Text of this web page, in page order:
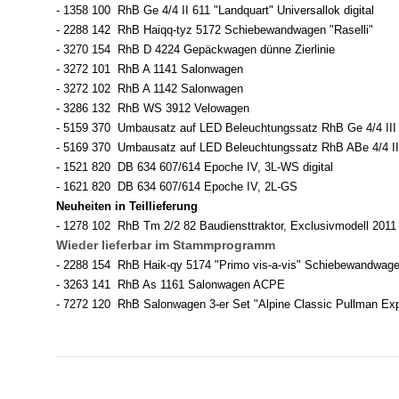
- 1358 100 RhB Ge 4/4 II 611 "Landquart" Universallok digital
- 2288 142 RhB Haiqq-tyz 5172 Schiebewandwagen "Raselli"
- 3270 154 RhB D 4224 Gepäckwagen dünne Zierlinie
- 3272 101 RhB A 1141 Salonwagen
- 3272 102 RhB A 1142 Salonwagen
- 3286 132 RhB WS 3912 Velowagen
- 5159 370 Umbausatz auf LED Beleuchtungssatz RhB Ge 4/4 III
- 5169 370 Umbausatz auf LED Beleuchtungssatz RhB ABe 4/4 III
- 1521 820 DB 634 607/614 Epoche IV, 3L-WS digital
- 1621 820 DB 634 607/614 Epoche IV, 2L-GS
Neuheiten in Teillieferung
- 1278 102 RhB Tm 2/2 82 Baudiensttraktor, Exclusivmodell 2011
Wieder lieferbar im Stammprogramm
- 2288 154 RhB Haik-qy 5174 "Primo vis-a-vis"
- 3263 141 RhB As 1161 Salonwagen ACPE
- 7272 120 RhB Salonwagen 3-er Set "Alpine Classic Pullman